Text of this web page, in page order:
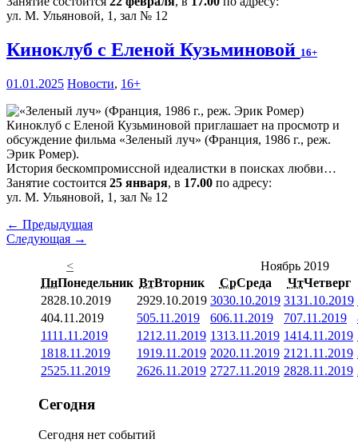
ул. М. Ульяновой, 1, зал № 12
Киноклуб с Еленой Кузьминовой 16+
01.01.2025 Новости, 16+
Киноклуб с Еленой Кузьминовой приглашает на просмотр и
обсуждение фильма «Зеленый луч» (Франция, 1986 г., реж.
Эрик Ромер).
История бескомпромиссной идеалистки в поисках любви…
Занятие состоится 25 января, в 17.00 по адресу:
ул. М. Ульяновой, 1, зал № 12
← Предыдущая
Следующая →
<
Ноябрь 2019
ПнПонедельник ВтВторник СрСреда ЧтЧетверг
2828.10.2019 2929.10.2019 3030.10.2019 3131.10.2019
404.11.2019 505.11.2019 606.11.2019 707.11.2019
1111.11.2019 1212.11.2019 1313.11.2019 1414.11.2019
1818.11.2019 1919.11.2019 2020.11.2019 21 21.11.2019
2525.11.2019 2626.11.2019 2727.11.2019 2828.11.2019
Сегодня
Сегодня нет событий